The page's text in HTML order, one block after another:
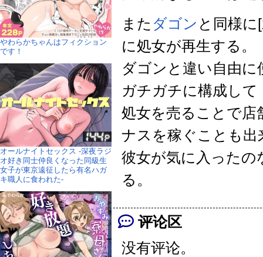
また ダゴン と同様
に処女が再生する。
ダゴンと違い自由
ガチガチに構成して
処女を売ることで店
ナスを稼ぐことも出
彼女が気に入った
る。
评论区
没有评论。
やわらかちゃんはフィクション
です！
オールナイトセックス -深夜ラジ
オ好き同士仲良くなった同級生
女子が東京遠征したら有名ハガ
キ職人に食われた-